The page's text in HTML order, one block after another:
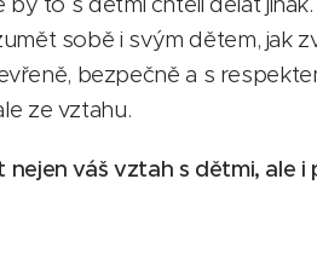
sobě i svým dětem, jak
bezpečně a s
ze vztahu.
váš vztah s dětmi, ale i